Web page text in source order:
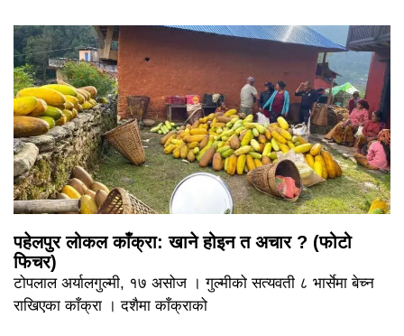
पहेलपुर लोकल काँक्रा: खाने होइन त अचार ? (फोटो
फिचर)
टोपलाल अर्यालगुल्मी, १७ असोज । गुल्मीको सत्यवती ८ भार्सेमा बेच्न
राखिएका काँक्रा । दशैमा काँक्राको